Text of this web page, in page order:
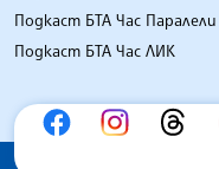
Подкаст БТА Час Паралели
Подкаст БТА Час ЛИК